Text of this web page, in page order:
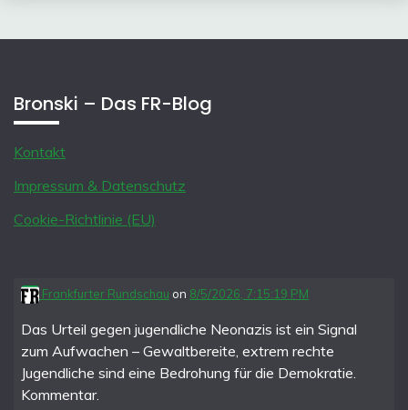
Bronski – Das FR-Blog
Kontakt
Impressum & Datenschutz
Cookie-Richtlinie (EU)
Frankfurter Rundschau on 8/5/2026, 7:15:19 PM
Das Urteil gegen jugendliche Neonazis ist ein Signal
zum Aufwachen – Gewaltbereite, extrem rechte
Jugendliche sind eine Bedrohung für die Demokratie.
Kommentar.